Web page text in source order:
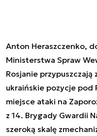
Anton Heraszczenko,
Ministerstwa Spraw
Rosjanie
ukraińskie pozycje pod
miejsce ataki na
z 14. Brygady Gwardii
szeroką skalę